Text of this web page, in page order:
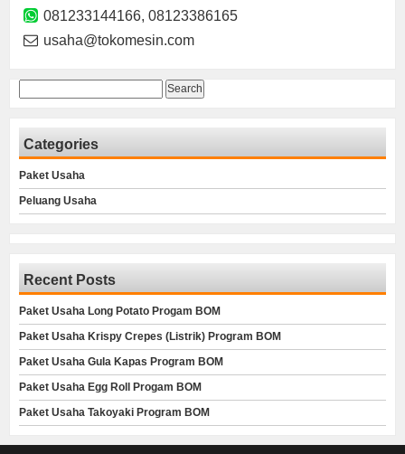
081233144166, 08123386165
usaha@tokomesin.com
for:
Categories
Paket Usaha
Peluang Usaha
Recent Posts
Paket Usaha Long Potato Progam BOM
Paket Usaha Krispy Crepes (Listrik) Program BOM
Paket Usaha Gula Kapas Program BOM
Paket Usaha Egg Roll Progam BOM
Paket Usaha Takoyaki Program BOM